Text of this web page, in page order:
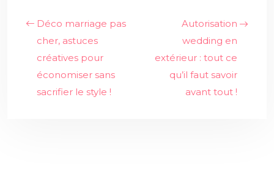
Déco marriage pas
cher, astuces
créatives pour
économiser sans
sacrifier le style !
Autorisation
wedding en
extérieur : tout ce
qu’il faut savoir
avant tout !